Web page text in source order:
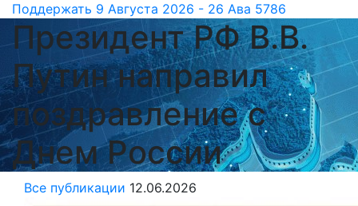
Поддержать 9 Августа 2026 - 26 Ава 5786
Президент РФ В.В.
Путин направил
поздравление с
Днем России
Все публикации 12.06.2026